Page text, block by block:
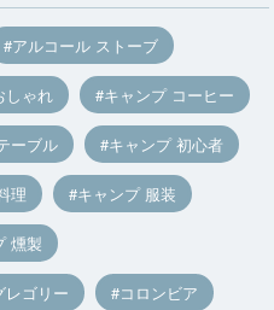
アルコール ストーブ
しゃれ キャンプ コーヒー
ーブル キャンプ 初心者
理 キャンプ 服装
燻製
レゴリー コロンビア